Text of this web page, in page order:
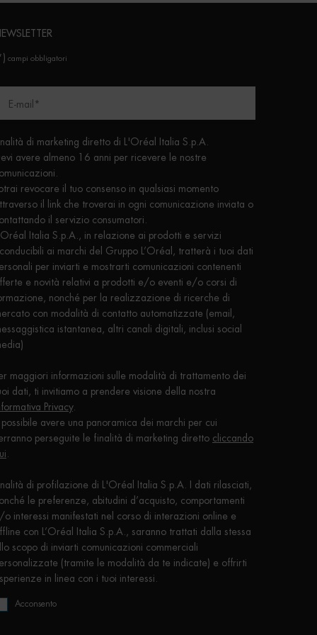
campi obbligatori
E-mail *
di marketing diretto di L'Oréal Italia S.p.A.
avere almeno 16 anni per ricevere le nostre
revocare il tuo consenso in qualsiasi momento
il link che troverai in ogni comunicazione inviata o
il servizio consumatori.
Italia S.p.A., in relazione ai prodotti e servizi
ai marchi del Gruppo L’Oréal, tratterà i tuoi dati
per inviarti e mostrarti comunicazioni contenenti
e novità relativi a prodotti e/o eventi e/o corsi di
nonché per la realizzazione di ricerche di
con modalità di contatto automatizzate (email,
istantanea, altri canali digitali, inclusi social
maggiori informazioni sulle modalità di trattamento dei
dati, ti invitiamo a prendere visione della nostra
Privacy.
possibile avere una panoramica dei marchi per cui
perseguite le finalità di marketing diretto cliccando
di profilazione di L'Oréal Italia S.p.A. I dati rilasciati,
le preferenze, abitudini d’acquisto, comportamenti
o interessi manifestati nel corso di interazioni online e
con L’Oréal Italia S.p.A., saranno trattati dalla stessa
scopo di inviarti comunicazioni commerciali
(tramite le modalità da te indicate) e offrirti
in linea con i tuoi interessi.
Acconsento